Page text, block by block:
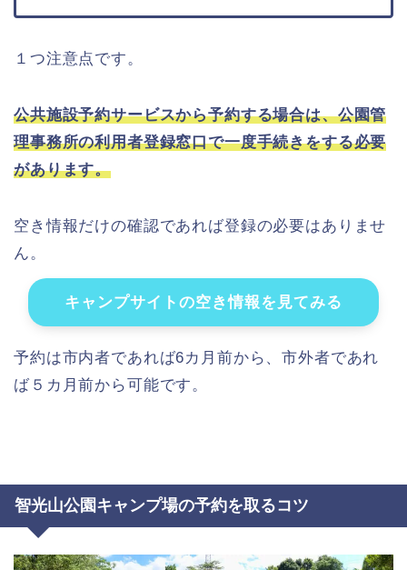
１つ注意点です。
公共施設予約サービスから予約する場合は、公園管
理事務所の利用者登録窓口で一度手続きをする必要
があります。
空き情報だけの確認であれば登録の必要はありませ
ん。
キャンプサイトの空き情報を見てみる
予約は市内者であれば6カ月前から、市外者であれ
ば５カ月前から可能です。
智光山公園キャンプ場の予約を取るコツ